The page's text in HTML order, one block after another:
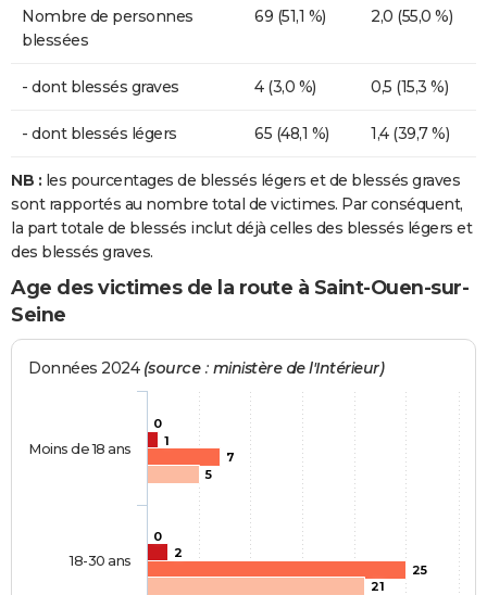
Nombre de personnes
blessées
69 (51,1 %) 2,0 (55,0 %)
- dont blessés graves 4 (3,0 %) 0,5 (15,3 %)
- dont blessés légers 65 (48,1 %) 1,4 (39,7 %)
NB : les pourcentages de blessés légers et de blessés graves
sont rapportés au nombre total de victimes. Par conséquent,
la part totale de blessés inclut déjà celles des blessés légers et
des blessés graves.
Age des victimes de la route à Saint-Ouen-sur-
Seine
Données 2024 (source : ministère de l'Intérieur)
0
0
1
2
7
25
5
21
Moins de 18 ans
18-30 ans